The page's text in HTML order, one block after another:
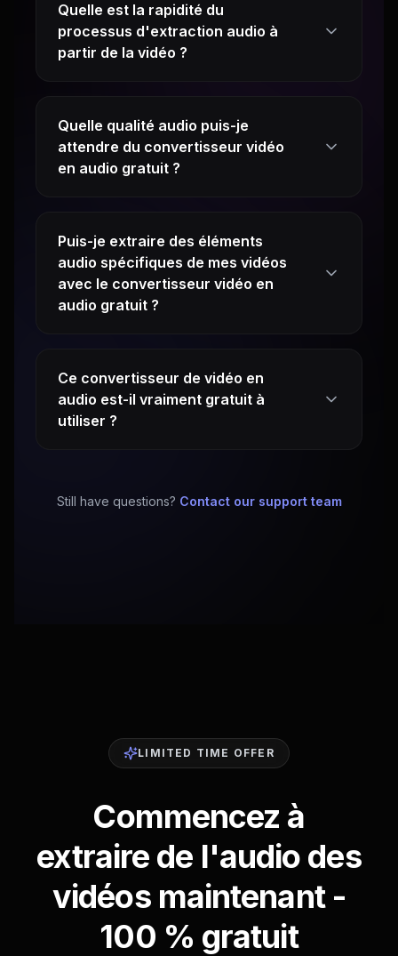
Quelle est la rapidité du
processus d'extraction audio à
partir de la vidéo ?
Quelle qualité audio puis-je
attendre du convertisseur vidéo
en audio gratuit ?
Puis-je extraire des éléments
audio spécifiques de mes vidéos
avec le convertisseur vidéo en
audio gratuit ?
Ce convertisseur de vidéo en
audio est-il vraiment gratuit à
utiliser ?
Still have questions? Contact our support team
LIMITED TIME OFFER
Commencez à
extraire de l'audio des
vidéos maintenant -
100 % gratuit